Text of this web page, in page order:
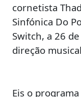
cornetista
Sinfónica Do
Switch, a 26
direção
Eis o